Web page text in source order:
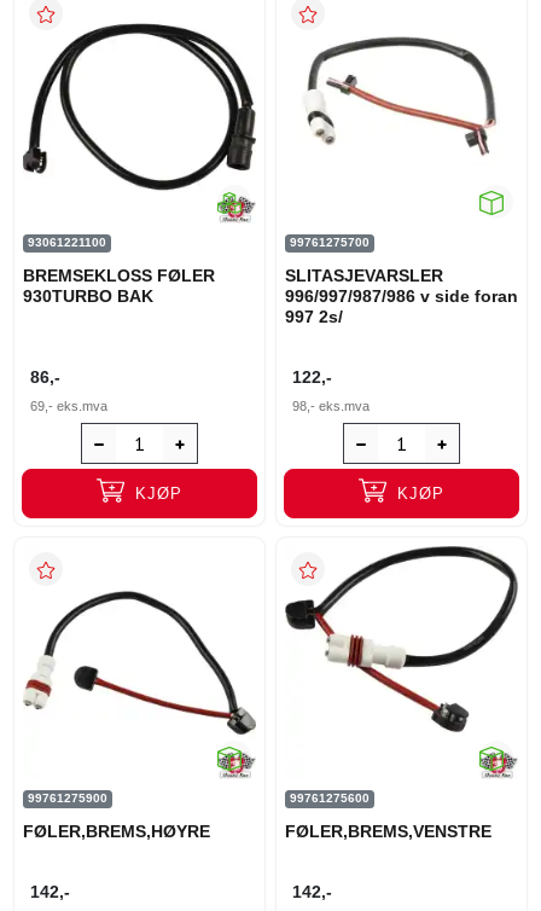
93061221100
BREMSEKLOSS FØLER
930TURBO BAK
86,-
69,- eks.mva
KJØP
99761275700
SLITASJEVARSLER
996/997/987/986 v side foran
997 2s/
122,-
98,- eks.mva
KJØP
99761275900
FØLER,BREMS,HØYRE
142,-
99761275600
FØLER,BREMS,VENSTRE
142,-